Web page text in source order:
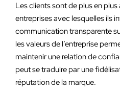
Les clients sont de plus en
entreprises avec lesquelles ils
communication transparente
les valeurs de l’entreprise
maintenir une relation de
peut se traduire par une
réputation de la marque.